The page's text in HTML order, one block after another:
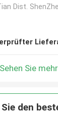
Dist.
Sehen Sie
den